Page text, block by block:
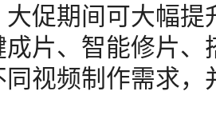
促期间可大幅
片、智能修片
视频制作需求